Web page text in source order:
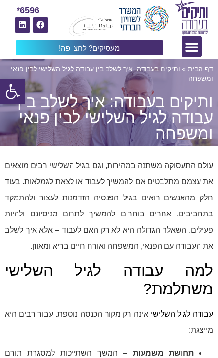
מעסיקים? לחצו פה!
6596*
דף הבית » ותיקים בעבודה: איך לשלב בין עבודה לגיל השלישי לבין פנאי
ומשפחה
ותיקים בעבודה: איך לשלב בין
עבודה לגיל השלישי לבין פנאי
ומשפחה
עולם התעסוקה משתנה במהירות, וגם בגיל השלישי רבים מוצאים
את עצמם מתלבטים אם להמשיך לעבוד או לצאת לגמלאות. בעוד
חלק מהאנשים רואים בגיל הפנסיה הזדמנות לעצור ולהתמקד
בתחביבים, אחרים בוחרים להמשיך לתרום מניסיונם ולהיות
פעילים. השאלה הגדולה היא לא רק האם לעבוד – אלא איך לשלב
את העבודה עם הפנאי, המשפחה ואורח חיים בריא ומאוזן.
למה עבודה לגיל השלישי
משתלמת?
עבודה לגיל השלישי אינה רק מקור הכנסה נוספת. עבור רבים היא
מייצגת:
תחושת משמעות – המשך השתייכות למסגרת תורם